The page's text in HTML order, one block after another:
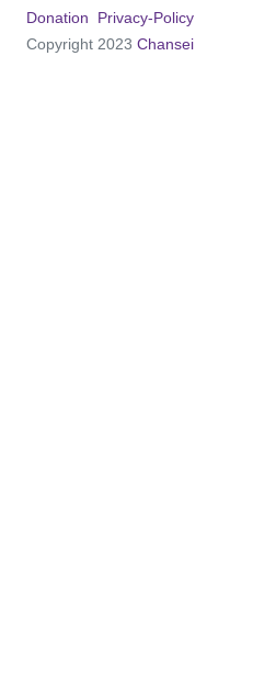
Copyright 2023 Chansei
Donation Privacy-Policy